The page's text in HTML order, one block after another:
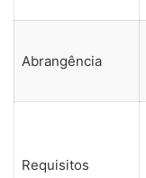
Abrangência
Requisitos